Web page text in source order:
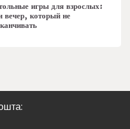
игры для взрослых:
вечер, который не